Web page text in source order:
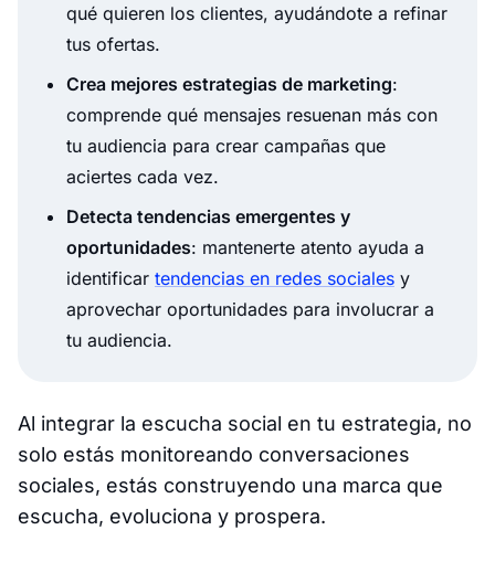
qué quieren los clientes, ayudándote a refinar
tus ofertas.
Crea mejores estrategias de marketing:
comprende qué mensajes resuenan más con
tu audiencia para crear campañas que
aciertes cada vez.
Detecta tendencias emergentes y
oportunidades: mantenerte atento ayuda a
identificar tendencias en redes sociales y
aprovechar oportunidades para involucrar a
tu audiencia.
Al integrar la escucha social en tu estrategia, no
solo estás monitoreando conversaciones
sociales, estás construyendo una marca que
escucha, evoluciona y prospera.